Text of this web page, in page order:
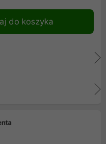
do koszyka